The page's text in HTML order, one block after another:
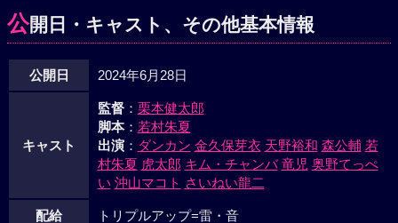
公開日・キャスト、その他基本情報
公開日 2024年6月28日
キャスト
監督： 栗本健太郎
脚本： 若村朱夏
出演： ダンカン 金久保芽衣 天野裕和 森公輔 若
村朱夏 虎太郎 キム・チャンバ 竜児 奥野てっぺ
い 沖山マコト さいねい龍二
配給 トリプルアップ=雷・音